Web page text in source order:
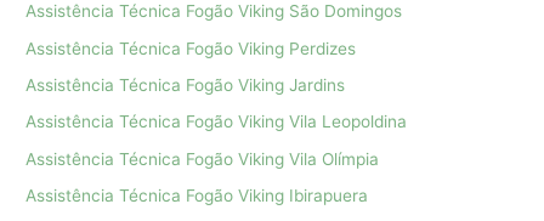
Assistência Técnica Fogão Viking São Domingos
Assistência Técnica Fogão Viking Perdizes
Assistência Técnica Fogão Viking Jardins
Assistência Técnica Fogão Viking Vila Leopoldina
Assistência Técnica Fogão Viking Vila Olímpia
Assistência Técnica Fogão Viking Ibirapuera